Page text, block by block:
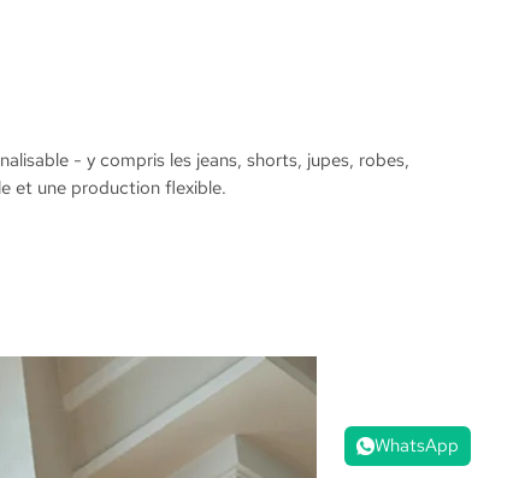
- y compris les jeans, shorts, jupes, robes,
et une production flexible.
WhatsApp